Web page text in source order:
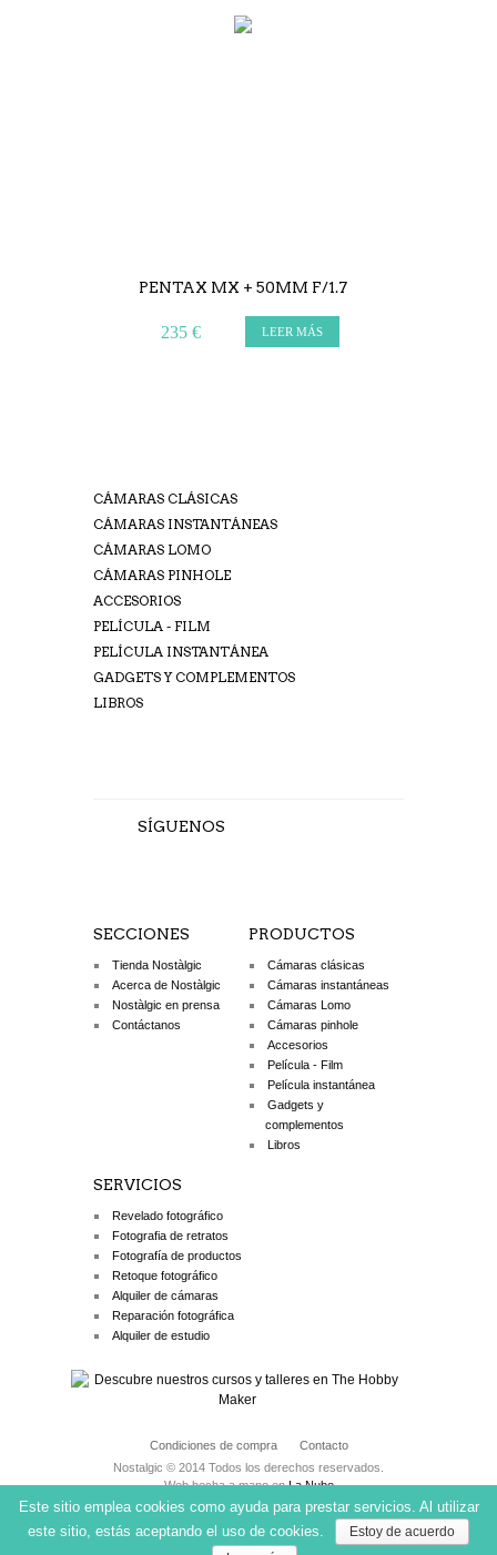
PENTAX MX + 50MM F/1.7
235 € LEER MÁS
CÁMARAS CLÁSICAS
CÁMARAS INSTANTÁNEAS
CÁMARAS LOMO
CÁMARAS PINHOLE
ACCESORIOS
PELÍCULA - FILM
PELÍCULA INSTANTÁNEA
GADGETS Y COMPLEMENTOS
LIBROS
SÍGUENOS
SECCIONES
Tienda Nostàlgic
Acerca de Nostàlgic
Nostàlgic en prensa
Contáctanos
PRODUCTOS
Cámaras clásicas
Cámaras instantáneas
Cámaras Lomo
Cámaras pinhole
Accesorios
Película - Film
Película instantánea
Gadgets y
complementos
Libros
SERVICIOS
Revelado fotográfico
Fotografia de retratos
Fotografía de productos
Retoque fotográfico
Alquiler de cámaras
Reparación fotográfica
Alquiler de estudio
Condiciones de compra
Contacto
Nostalgic © 2014 Todos los derechos reservados.
Web hecha a mano enLa Nube
Este sitio emplea cookies como ayuda para prestar servicios. Al utilizar
este sitio, estás aceptando el uso de cookies.
Estoy de acuerdo